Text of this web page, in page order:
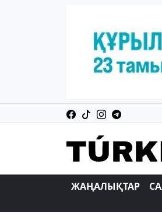
ЖАҢАЛЫҚТАР